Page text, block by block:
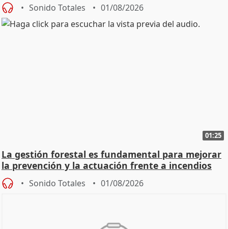
Sonido Totales 01/08/2026
01:25
La gestión forestal es fundamental para mejorar
la prevención y la actuación frente a incendios
Sonido Totales 01/08/2026